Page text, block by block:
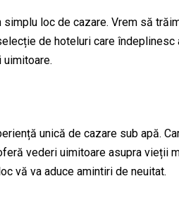
loc de cazare. Vrem să
de hoteluri care îndeplinesc
unică de cazare sub apă.
vederi uimitoare asupra vieții
vă va aduce amintiri de neuitat.